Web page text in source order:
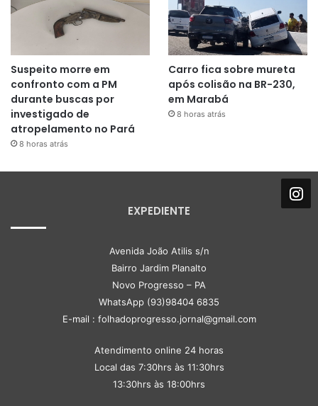
Suspeito morre em
confronto com a PM
durante buscas por
investigado de
atropelamento no Pará
8 horas atrás
Carro fica sobre mureta
após colisão na BR-230,
em Marabá
8 horas atrás
EXPEDIENTE
Avenida João Atilis s/n
Bairro Jardim Planalto
Novo Progresso – PA
WhatsApp (93)98404 6835
E-mail : folhadoprogresso.jornal@gmail.com
Atendimento online 24 horas
Local das 7:30hrs às 11:30hrs
13:30hrs às 18:00hrs